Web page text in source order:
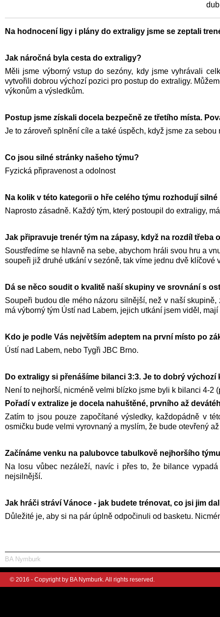
Na hodnocení ligy i plány do extraligy jsme se zeptali
Jak náročná byla cesta do extraligy?
Měli jsme výborný vstup do sezóny, kdy jsme vyhrávali
vytvořili dobrou výchozí pozici pro postup do extraligy.
výkonům a výsledkům.
Postup jsme získali docela bezpečně ze třetího místa.
Je to zároveň splnění cíle a také úspěch, když jsme za
Co jsou silné stránky našeho týmu?
Fyzická připravenost a odolnost
Na kolik v této kategorii o hře celého týmu rozhodují
Naprosto zásadně. Každý tým, který postoupil do extraligy,
Jak připravuje trenér tým na zápasy, když na rozdíl
Soustředíme se hlavně na sebe, abychom hráli svou hru a
soupeři již druhé utkání v sezóně, tak víme jednu dvě klíčové
Dá se něco soudit o kvalitě naší skupiny ve srovnání s
Soupeři budou dle mého názoru silnější, než v naší
má výborný tým Ústí nad Labem, jejich utkání jsem viděl,
Kdo je podle Vás největším adeptem na první místo po
Ústí nad Labem, nebo Tygři JBC Brno.
Do extraligy si přenášíme bilanci 3:3. Je to dobrý výchozí
Není to nejhorší, nicméně velmi blízko jsme byli k bilanci 4-2
Pořadí v extralize je docela nahuštěné, prvního až
Zatím to jsou pouze započítané výsledky, každopádně v
osmičku bude velmi vyrovnaný a myslím, že bude otevřený
Začínáme venku na palubovce tabulkově nejhoršího
Na losu vůbec nezáleží, navíc i přes to, že bilance
nejsilnější.
Jak hráči stráví Vánoce - jak budete trénovat, co jsi jim
Důležité je, aby si na pár úplně odpočinuli od basketu.
BA Nymburk
© 2016 - Copyright by BA Nymburk. All rights reserved.